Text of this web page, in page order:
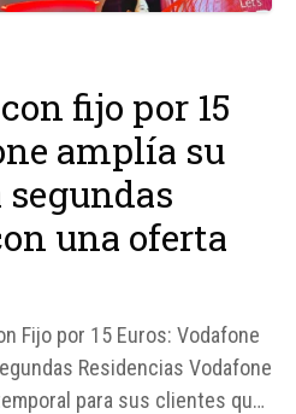
fijo por 15
amplía su
una oferta
Fijo por 15 Euros: Vodafone
Residencias Vodafone
para sus clientes que